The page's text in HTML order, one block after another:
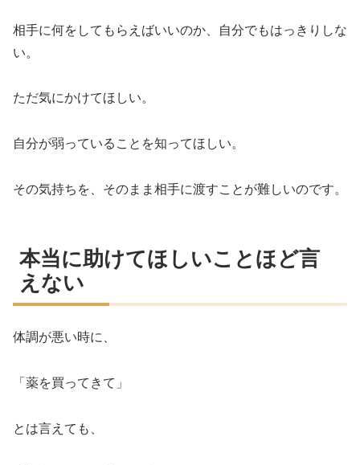
相手に何をしてもらえばいいのか、自分でもはっきりしな
い。
ただ気にかけてほしい。
自分が弱っていることを知ってほしい。
その気持ちを、そのまま相手に渡すことが難しいのです。
本当に助けてほしいことほど言
えない
体調が悪い時に、
「薬を買ってきて」
とは言えても、